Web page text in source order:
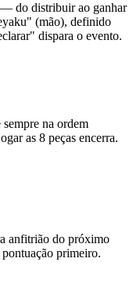
do distribuir ao ganhar
(mão), definido
dispara o evento.
na ordem
as 8 peças encerra.
anfitrião do próximo
primeiro.